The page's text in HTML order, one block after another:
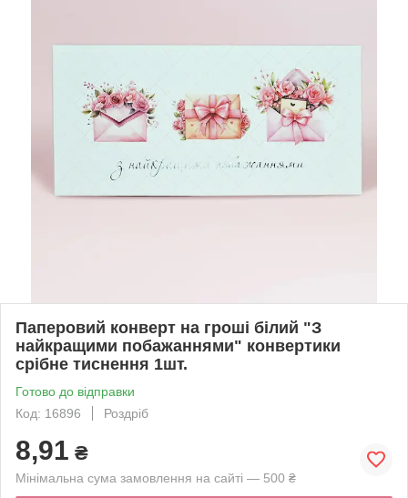
Паперовий конверт на гроші білий "З
найкращими побажаннями" конвертики
срібне тиснення 1шт.
Готово до відправки
Код: 16896
Роздріб
8,91 ₴
Мінімальна сума замовлення на сайті — 500 ₴